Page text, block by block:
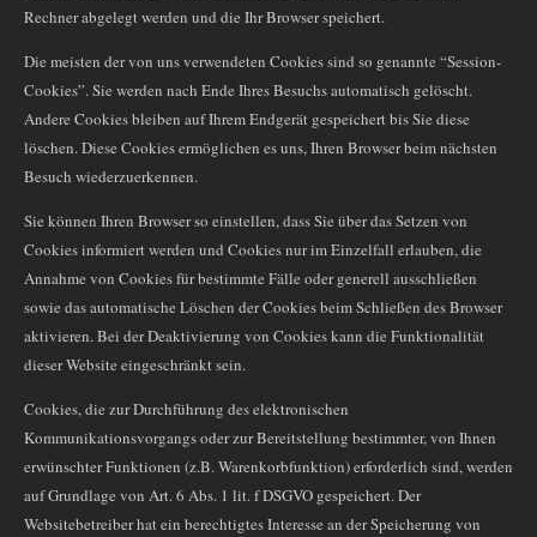
Rechner abgelegt werden und die Ihr Browser speichert.
Die meisten der von uns verwendeten Cookies sind so genannte “Session-
Cookies”. Sie werden nach Ende Ihres Besuchs automatisch gelöscht.
Andere Cookies bleiben auf Ihrem Endgerät gespeichert bis Sie diese
löschen. Diese Cookies ermöglichen es uns, Ihren Browser beim nächsten
Besuch wiederzuerkennen.
Sie können Ihren Browser so einstellen, dass Sie über das Setzen von
Cookies informiert werden und Cookies nur im Einzelfall erlauben, die
Annahme von Cookies für bestimmte Fälle oder generell ausschließen
sowie das automatische Löschen der Cookies beim Schließen des Browser
aktivieren. Bei der Deaktivierung von Cookies kann die Funktionalität
dieser Website eingeschränkt sein.
Cookies, die zur Durchführung des elektronischen
Kommunikationsvorgangs oder zur Bereitstellung bestimmter, von Ihnen
erwünschter Funktionen (z.B. Warenkorbfunktion) erforderlich sind, werden
auf Grundlage von Art. 6 Abs. 1 lit. f DSGVO gespeichert. Der
Websitebetreiber hat ein berechtigtes Interesse an der Speicherung von